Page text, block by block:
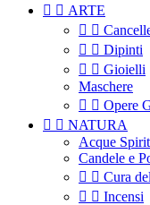
  ARTE
 
  Dipinti
  Gioielli
Maschere
  Opere
  NATURA
Acque
Candele e
  Cura
  Incensi